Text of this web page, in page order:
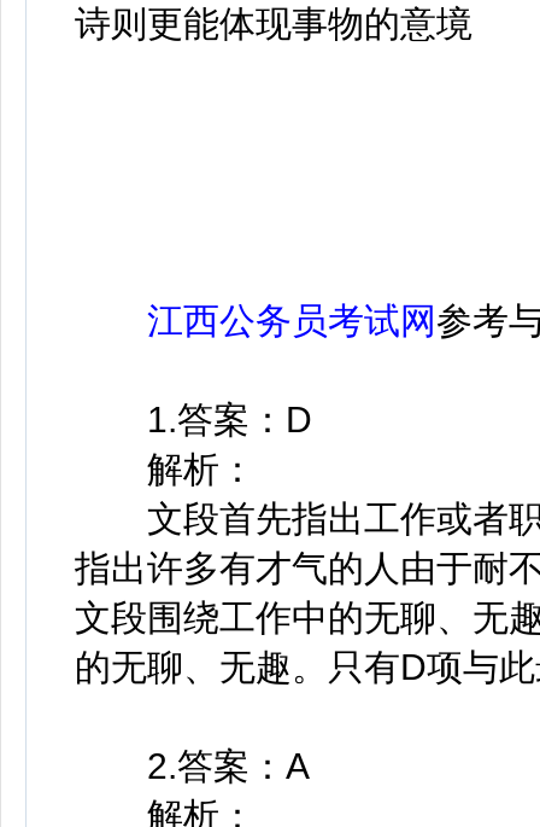
诗则更能体现事物的意境
江西公务员考试网参考
1.答案：D
解析：
文段首先指出工作或者职
指出许多有才气的人由于耐
文段围绕工作中的无聊、无
的无聊、无趣。只有D项与
2.答案：A
解析：